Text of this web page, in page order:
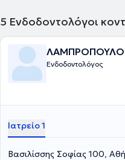
τις εξελίξεις σε αυτό το
5 Ενδοδοντολόγοι
Ενδοδοντολόγος
Ιατρείο 1
Βασιλίσσης Σοφίας 100,